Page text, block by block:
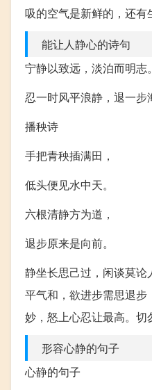
吸的空气是新鲜的，还有
能让人静心的诗句
宁静以致远，淡泊而明志。
忍一时风平浪静，退一步
播秧诗
手把青秧插满田，
低头便见水中天。
六根清静方为道，
退步原来是向前。
静坐长思己过，闲谈莫
平气和，欲进步需思退
妙，怒上心忍让最高。切
形容心静的句子
心静的句子